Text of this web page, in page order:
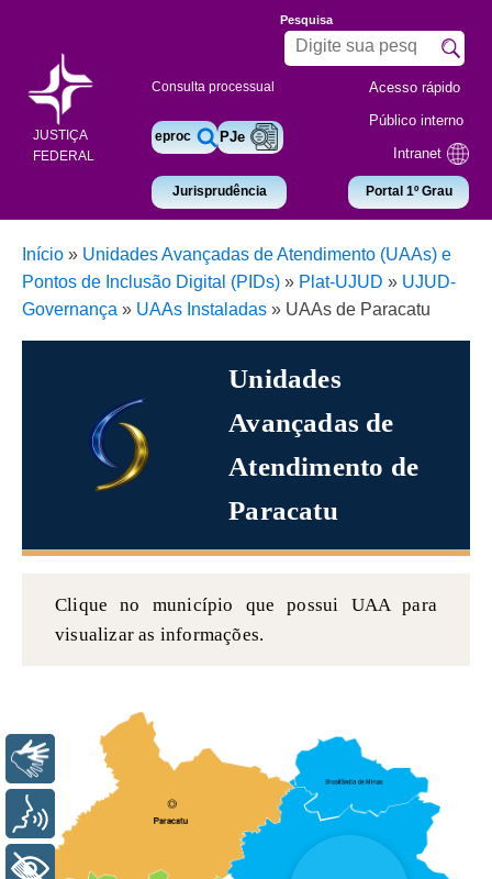
JUSTIÇA
FEDERAL
Consulta processual
eproc PJe
Jurisprudência
Pesquisa
Acesso rápido
Público interno
Intranet
Portal 1º Grau
Início » Unidades Avançadas de Atendimento (UAAs) e
Pontos de Inclusão Digital (PIDs) » Plat-UJUD » UJUD-
Governança » UAAs Instaladas » UAAs de Paracatu
Unidades
Avançadas de
Atendimento de
Paracatu
Clique no município que possui UAA para
visualizar as informações.
Libras
Voz
+ Acessibilidade